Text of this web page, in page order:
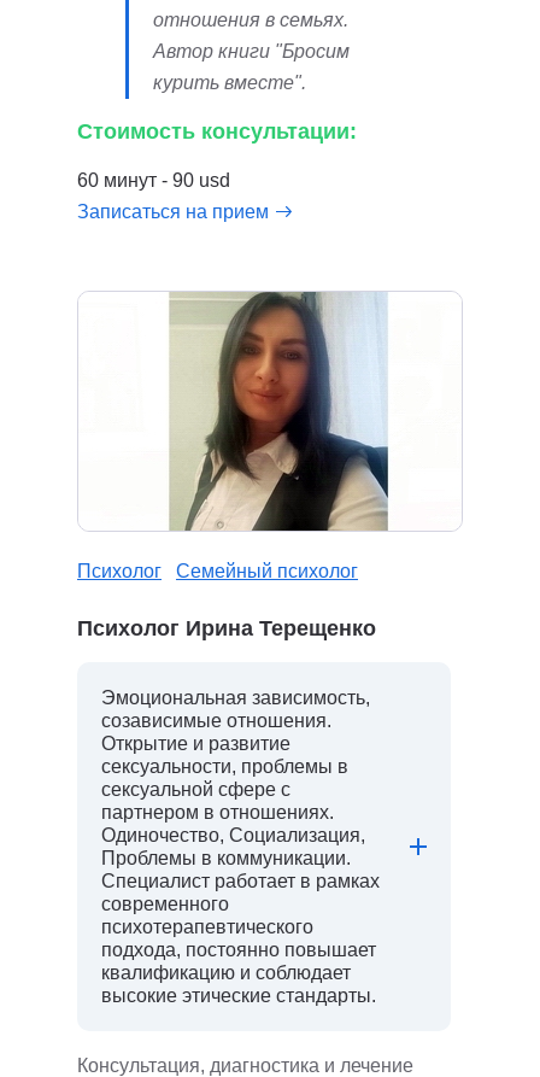
отношения в семьях.
Автор книги "Бросим
курить вместе".
Стоимость консультации:
60 минут - 90 usd
Записаться на прием
Психолог Семейный психолог
Психолог Ирина Терещенко
Эмоциональная зависимость,
созависимые отношения.
Открытие и развитие
сексуальности, проблемы в
сексуальной сфере с
партнером в отношениях.
Одиночество, Социализация,
Проблемы в коммуникации.
Специалист работает в рамках
современного
психотерапевтического
подхода, постоянно повышает
квалификацию и соблюдает
высокие этические стандарты.
Консультация, диагностика и лечение